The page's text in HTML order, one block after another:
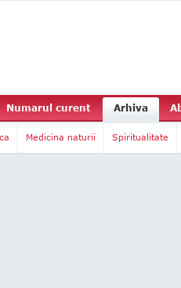
Numarul curent Arhiva
Medicina naturii Spiritualitate